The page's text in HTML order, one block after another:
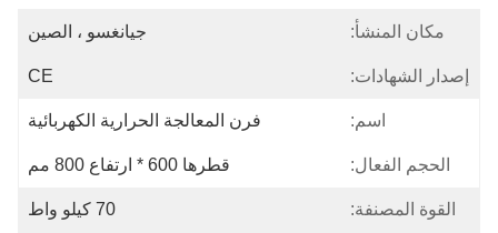
مكان المنشأ: جيانغسو ، الصين
إصدار الشهادات: CE
اسم: فرن المعالجة الحرارية الكهربائية
الحجم الفعال: قطرها 600 * ارتفاع 800 مم
القوة المصنفة: 70 كيلو واط